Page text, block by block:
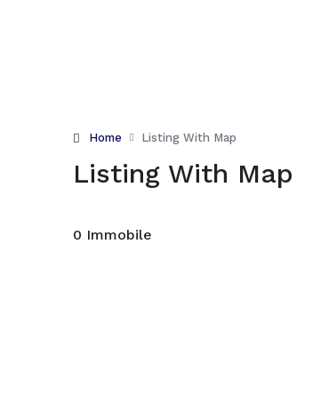
Home Listing With Map
Listing With Map
0 Immobile